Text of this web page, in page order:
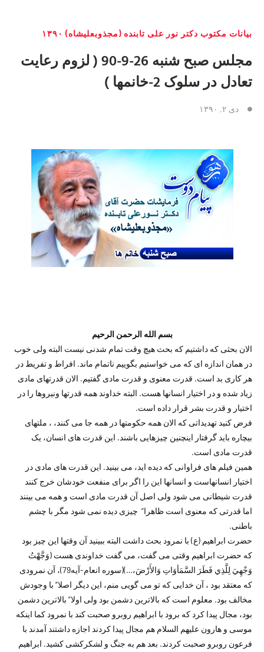
بیانات مکتوب دکتر نور علی تابنده (مجذوبعلیشاه) ۱۳۹۰
مجلس صبح شنبه 26-9-90 ( لزوم رعایت
تعادل در سلوک 2-خانمها )
دی ۲, ۱۳۹۰
بسم الله الرحمن الرحیم
الان بحثی که داشتیم که بحث هیچ وقت تمام شدنی نیست البته ولی خوب
در همان اندازه ای که می خواستیم بگوییم ناتمام ماند. افراط و تفریط در
هر کاری بد است. قدرت معنوی و قدرت مادی گفتیم. الان قدرتهای مادی
زیاد شده و در اختیار انسانها هست. البته خداوند همه قدرتها ونیروها را در
اختیار و قدرت بشر قرار داده است.
فرض کنید تهدیداتی که الان همه حکومتها در همه جا می کنند، ، ملتهای
بیچاره باید گرفتار اینچنین چیزهایی باشند. این قدرت های انسان، یک
قدرت مادی است.
همین فیلم های فراوانی که دیده اید، می بینید. این قدرت های مادی در
اختیار انسانهاست و انسانها این را اگر برای منفعت خودشان خرج کنند
قدرت شیطانی می شود ولی اصل آن قدرت مادی است و همه می بینند
اما قدرتی که معنوی است ظاهرا” چیزی دیده نمی شود مگر با چشم
باطنی.
حضرت ابراهیم (ع) با نمرود بحث داشت البته ببینید آن وقتها این چیز بود
که حضرت ابراهیم وقتی می گفت، می گفت خداوندی هست (وَجَّهْتُ
وَجْهِيَ لِلَّذِي فَطَرَ السَّمَأوَاتِ وَالأَرْضَ،…)(سوره انعام-آیه79)، آن نمرودی
که معتقد بود ، آن خدایی که تو می گویی منم، این دیگر اصلا” با وجودش
مخالف بود. معلوم است که بالاترین دشمن بود ولی اولا” بالاترین دشمن
بود، مجال پیدا کرد که برود با ابراهیم روبرو صحبت کند با نمرود کما اینکه
موسی و هارون علیهم السلام هم مجال پیدا کردند اجازه داشتند آمدند با
فرعون روبرو صحبت کردند. بعد هم به جنگ و لشکرکشی کشید. ابراهیم